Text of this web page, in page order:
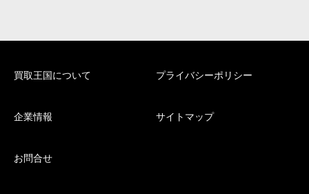
買取王国について プライバシーポリシー
企業情報 サイトマップ
お問合せ